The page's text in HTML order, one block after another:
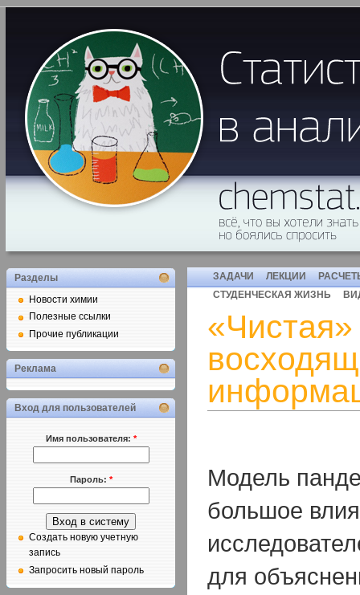
ЗАДАЧИ ЛЕКЦИИ
СТУДЕНЧЕСКАЯ ЖИЗНЬ
Модель
большое
для
Разделы
Новости химии
Полезные ссылки
Прочие публикации
Реклама
Вход для пользователей
Имя пользователя: *
Пароль: *
Создать новую учетную
запись
Запросить новый пароль